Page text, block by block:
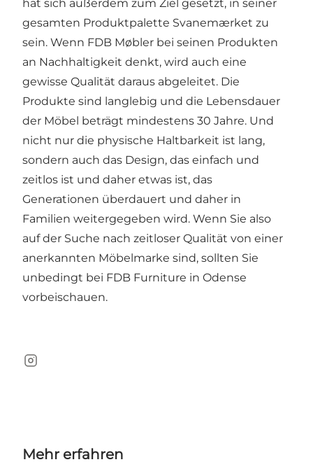
hat sich außerdem zum Ziel gesetzt, in seiner
gesamten Produktpalette Svanemærket zu
sein. Wenn FDB Møbler bei seinen Produkten
an Nachhaltigkeit denkt, wird auch eine
gewisse Qualität daraus abgeleitet. Die
Produkte sind langlebig und die Lebensdauer
der Möbel beträgt mindestens 30 Jahre. Und
nicht nur die physische Haltbarkeit ist lang,
sondern auch das Design, das einfach und
zeitlos ist und daher etwas ist, das
Generationen überdauert und daher in
Familien weitergegeben wird. Wenn Sie also
auf der Suche nach zeitloser Qualität von einer
anerkannten Möbelmarke sind, sollten Sie
unbedingt bei FDB Furniture in Odense
vorbeischauen.
Instagram
Mehr erfahren